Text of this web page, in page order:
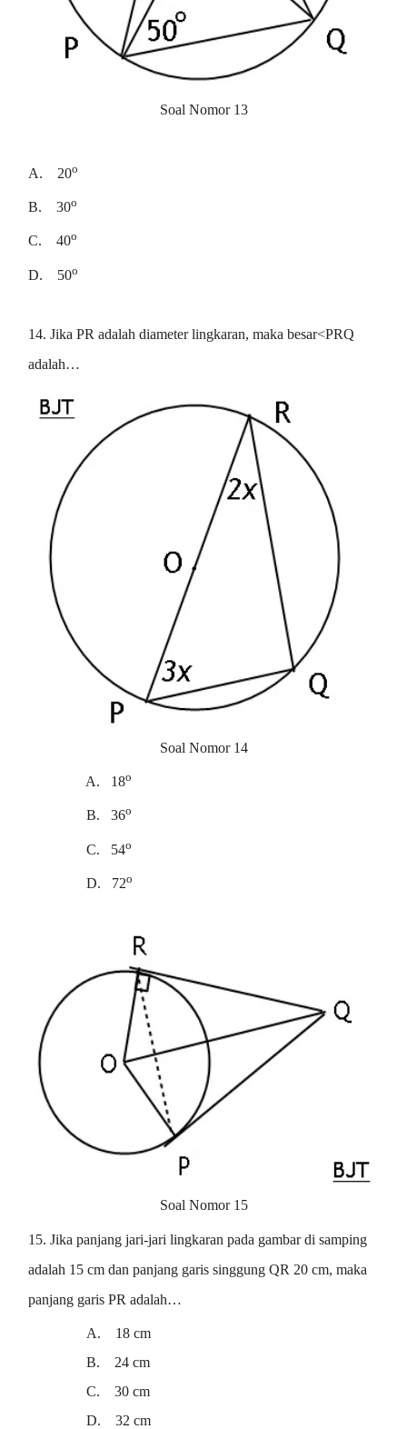
Soal Nomor 13
A. 20o
B. 30o
C. 40o
D. 50o
14. Jika PR adalah diameter lingkaran, maka besar<PRQ
adalah…
Soal Nomor 14
A. 18o
B. 36o
C. 54o
D. 72o
Soal Nomor 15
15. Jika panjang jari-jari lingkaran pada gambar di samping
adalah 15 cm dan panjang garis singgung QR 20 cm, maka
panjang garis PR adalah…
A.
18 cm
B.
24 cm
C.
30 cm
D.
32 cm